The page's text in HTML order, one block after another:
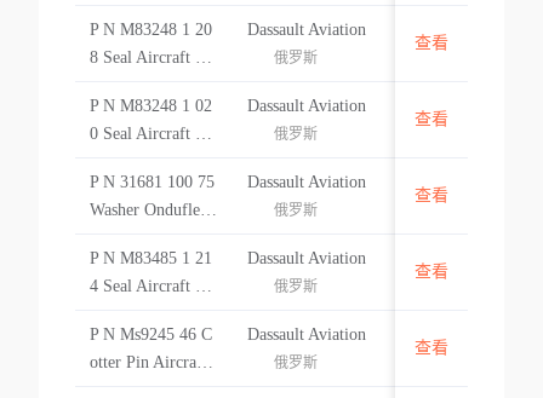
ft Bri
Ring Aircraft Part
P N M83248 1 20
8 Seal Aircraft Par
08 Seal Aircraft P
art
Dassault Aviation
俄罗斯
美国
查看
P N M83248 1 02
0 Seal Aircraft Par
20 Seal Aircraft P
art
Dassault Aviation
俄罗斯
美国
查看
P N 31681 100 75
Washer Onduflex
31681 100 75 Was
her Onduflex Airc
Dassault Aviation
俄罗斯
法国
查看
P N M83485 1 21
4 Seal Aircraft Par
14 Seal Aircraft P
art
Dassault Aviation
俄罗斯
美国
查看
P N Ms9245 46 C
otter Pin Aircraft
Dassault Aviation
俄罗斯
美国
查看